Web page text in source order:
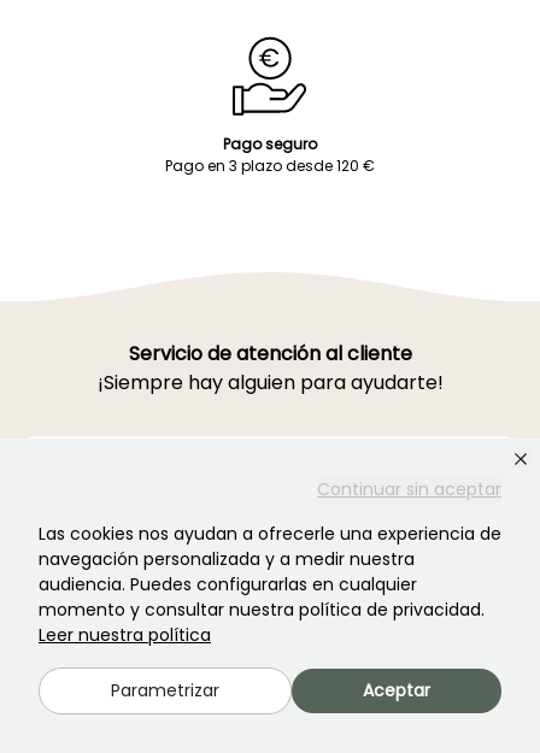
Continuar sin aceptar
Las cookies nos ayudan a ofrecerle una experiencia de
navegación personalizada y a medir nuestra
audiencia. Puedes configurarlas en cualquier
momento y consultar nuestra política de privacidad.
Leer nuestra política
Parametrizar Aceptar
Pago seguro
Pago en 3 plazo desde 120 €
Servicio de atención al cliente
¡Siempre hay alguien para ayudarte!
aquí
Lunes-Viernes 8h30-19h00
Sábado 9h-16h
Ferme de la Cœuillerie
1012 rue Roger Lecerf
59840 Premesques